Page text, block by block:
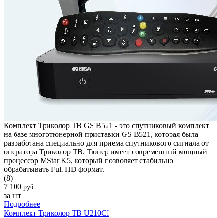
Комплект Триколор ТВ GS B521 - это спутниковый комплект
на базе многотюнерной приставки GS B521, которая была
разработана специально для приема спутникового сигнала от
оператора Триколор ТВ. Тюнер имеет современный мощный
процессор MStar K5, который позволяет стабильно
обрабатывать Full HD формат.
(8)
7 100 руб.
за шт
Подробнее
Комплект Триколор ТВ U210CI